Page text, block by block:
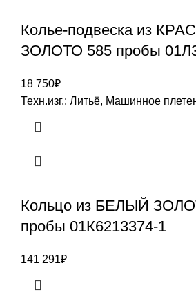
Колье-подвеска из
ЗОЛОТО 585 пробы
18 750₽
Техн.изг.: Литьё, Машинное
Кольцо из БЕЛЫЙ
пробы 01К6213374-1
141 291₽